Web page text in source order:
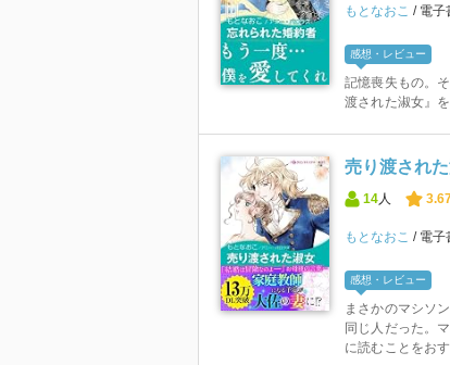
もとなおこ 電子
感想・レビュー
記憶喪失もの。
渡された淑女』
売り渡され
14人
もとなおこ 電子
感想・レビュー
まさかのマシソ
同じ人だった。
に読むことをおす